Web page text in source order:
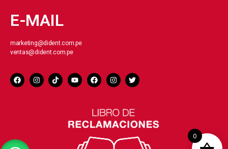
E-MAIL
marketing@dident.com.pe
ventas@dident.com.pe
0